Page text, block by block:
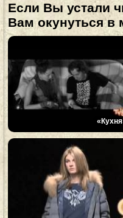
Если Вы устали
Вам окунуться в